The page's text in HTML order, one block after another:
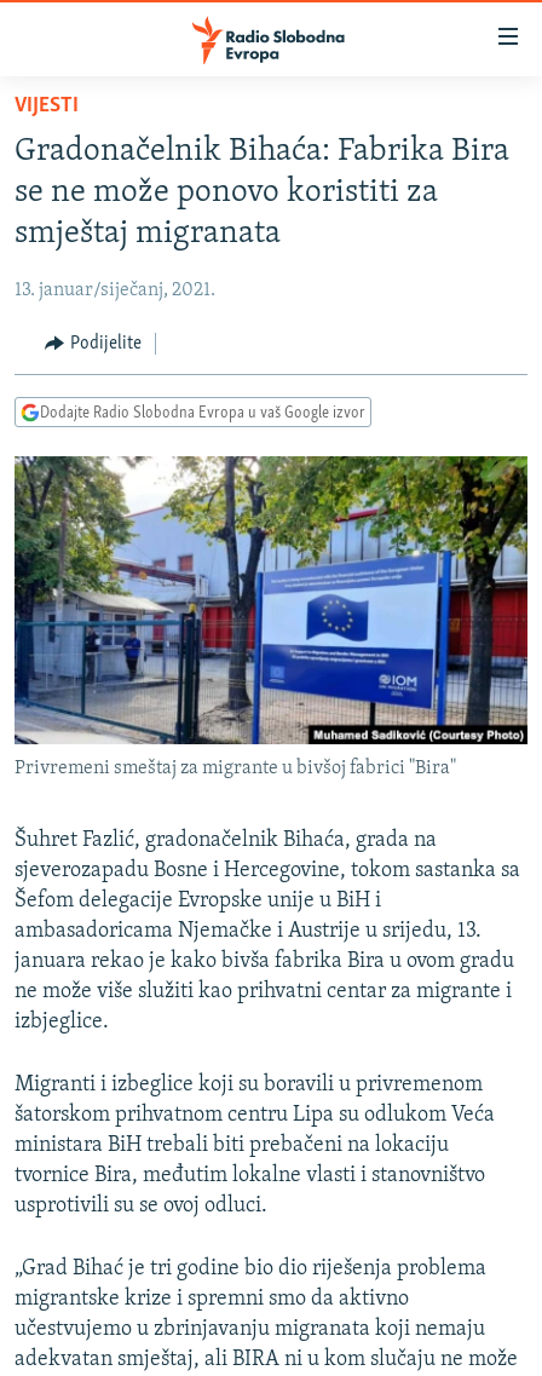
Pređite
glavni
sadržaj
Pređite
na
glavnu
navigaciju
Pređite
na
pretragu
VIJESTI
BOSNA I HERCEGOVINA
SRBIJA
KOSOVO
CRNA GORA
VIZUELNO
INFOGRAFIKE
RAT U UKRAJINI
KINA NA BALKANU
RSE PRIČE IZ SVIJETA
ISPRIČAJ MI
DNEVNO@RSE
SPECIJALI RSE
VIŠE OD NASLOVA
GENOCID U SREBRENICI
POPLAVE I KLIZIŠTA U BIH 2024.
TV LIBERTY
POST SCRIPTUM
MOJA EVROPA
TRI DECENIJE OD RATA U BIH
SVE KARTE DEJTONA
PRATITE NAS
Sve RFE/RL stranice
VIJESTI
Gradonačelnik Bihaća: Fabrika Bira
se ne može ponovo koristiti za
smještaj migranata
13. januar/siječanj, 2021.
Podijelite
Dodajte Radio Slobodna Evropa u vaš Google izvor
Privremeni smeštaj za migrante u bivšoj fabrici "Bira"
Šuhret Fazlić, gradonačelnik Bihaća, grada na
sjeverozapadu Bosne i Hercegovine, tokom sastanka sa
Šefom delegacije Evropske unije u BiH i
ambasadoricama Njemačke i Austrije u srijedu, 13.
januara rekao je kako bivša fabrika Bira u ovom gradu
ne može više služiti kao prihvatni centar za migrante i
izbjeglice.
Migranti i izbeglice koji su boravili u privremenom
šatorskom prihvatnom centru Lipa su odlukom Veća
ministara BiH trebali biti prebačeni na lokaciju
tvornice Bira, međutim lokalne vlasti i stanovništvo
usprotivili su se ovoj odluci.
„Grad Bihać je tri godine bio dio riješenja problema
migrantske krize i spremni smo da aktivno
učestvujemo u zbrinjavanju migranata koji nemaju
adekvatan smještaj, ali BIRA ni u kom slučaju ne može